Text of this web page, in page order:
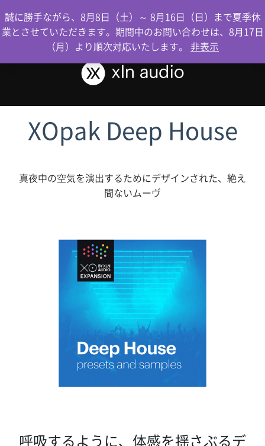
0
XOpak Deep House
真夜中の空気を演出するためにデザインされた、絶え
間ないムーヴ
呼吸するように、体感を揺さぶるデ
誠に勝手ながら、8月8日（土）～ 8月16日（日）まで夏季休
業とさせていただきます。期間中のお問い合わせは、8月17日
（月）より順次対応いたします。 非表示